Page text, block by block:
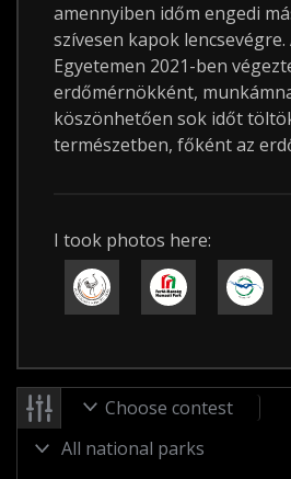
amennyiben időm engedi
szívesen kapok
Egyetemen 2021-ben
erdőmérnökként,
köszönhetően sok időt
természetben, főként az
I took photos here:
Choose contest